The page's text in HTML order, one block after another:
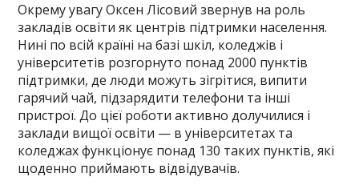
Окрему увагу Оксен Лісовий звернув на роль
закладів освіти як центрів підтримки населення.
Нині по всій країні на базі шкіл, коледжів і
університетів розгорнуто понад 2000 пунктів
підтримки, де люди можуть зігрітися, випити
гарячий чай, підзарядити телефони та інші
пристрої. До цієї роботи активно долучилися і
заклади вищої освіти — в університетах та
коледжах функціонує понад 130 таких пунктів, які
щоденно приймають відвідувачів.